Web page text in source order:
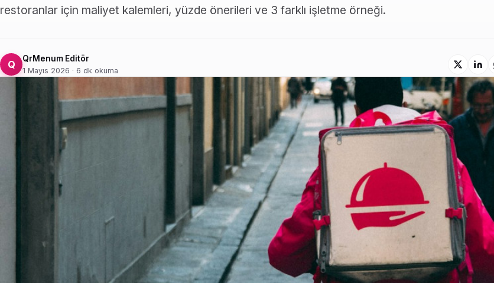
restoranlar için maliyet kalemleri, yüzde önerileri ve 3 farklı işletme örneği.
Q QrMenum Editör
1 Mayıs 2026 · 6 dk okuma